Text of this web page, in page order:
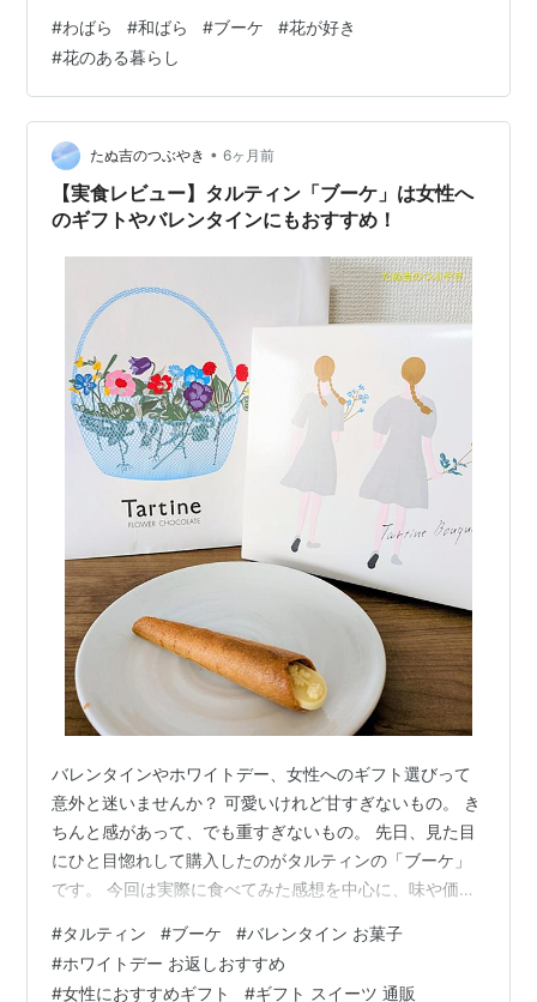
#わばら #和ばら #ブーケ #花が好き
#花のある暮らし
たぬ吉のつぶやき • 6ヶ月前
【実食レビュー】タルティン「ブーケ」は女性へ
のギフトやバレンタインにもおすすめ！
バレンタインやホワイトデー、女性へのギフト選びって
意外と迷いませんか？ 可愛いけれど甘すぎないもの。 き
ちんと感があって、でも重すぎないもの。 先日、見た目
にひと目惚れして購入したのがタルティンの「ブーケ」
です。 今回は実際に食べてみた感想を中心に、味や価
ビューします。 実際に購入を検討している方の参考にな
れば嬉しいです。 ◆タルティン「ブーケ」ってどんなお
#タルティン #ブーケ #バレンタイン お菓子
#ホワイトデー お返しおすすめ
#女性におすすめギフト #ギフト スイーツ 通販